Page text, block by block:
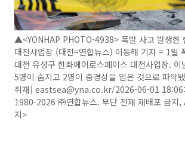
▲<YONHAP PHOTO-4938> 폭발 사고 발생한
대전사업장 (대전=연합뉴스) 이동해 기자 = 1일
대전 유성구 한화에어로스페이스 대전사업장. 이
5명이 숨지고 2명이 중경상을 입은 것으로 파악
취재] eastsea@yna.co.kr/2026-06-01
1980-2026 ㈜연합뉴스. 무단 전재 재배포 금지,
지>